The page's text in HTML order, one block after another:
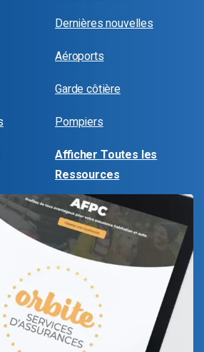
Dernières nouvelles
Aéroports
Garde côtière
Pompiers
Afficher Toutes les
Ressources